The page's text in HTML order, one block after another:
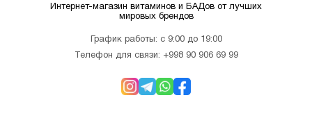
Интернет-магазин витаминов и БАДов от лучших
мировых брендов
График работы: с 9:00 до 19:00
Телефон для связи: +998 90 906 69 99